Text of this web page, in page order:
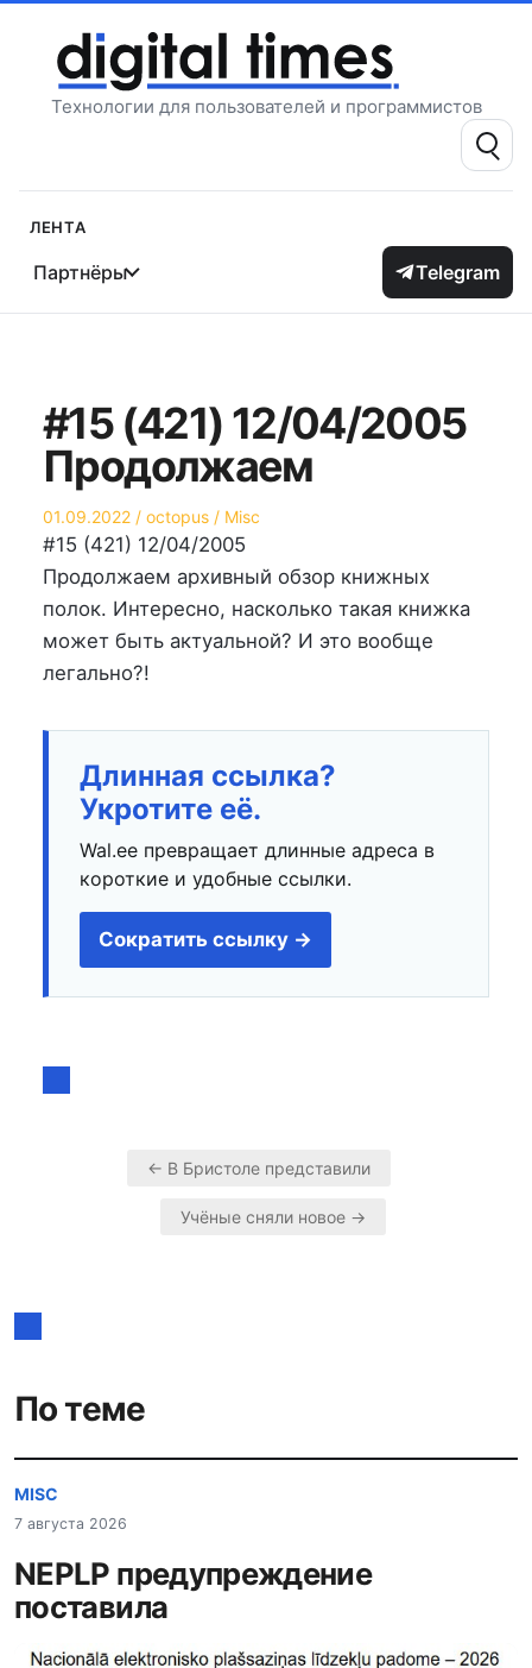
содержимому
Технологии для пользователей и программистов
Поиск:
Лента
Партнёры Telegram
#15 (421) 12/04/2005
Продолжаем
Опубликовано
на
01.09.2022 Автор
octopus
Опубликовано
в
Misc
#15 (421) 12/04/2005
Продолжаем архивный обзор книжных
полок. Интересно, насколько такая книжка
может быть актуальной? И это вообще
легально?!
Длинная ссылка?
Укротите её.
Wal.ee превращает длинные адреса в
короткие и удобные ссылки.
Сократить ссылку →
Навигация
← В Бристоле представили
Учёные сняли новое →
По теме
MISC
7 августа 2026
NEPLP предупреждение
поставила